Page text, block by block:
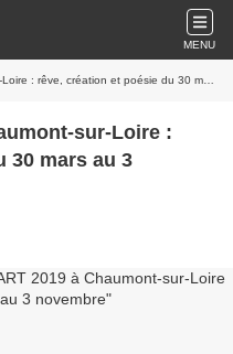
MENU
création et poésie du 30 mars au 3 novembre
sur-Loire :
30 mars au 3